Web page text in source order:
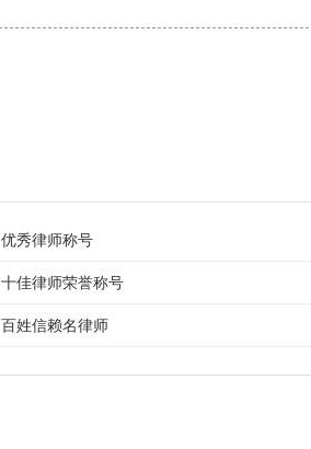
优秀律师称号
十佳律师荣誉称号
百姓信赖名律师